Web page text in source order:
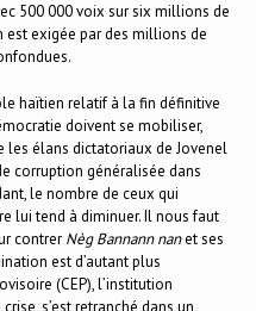
500 000 voix sur six millions de
exigée par des millions de
haïtien relatif à la fin définitive
doivent se mobiliser,
les élans dictatoriaux de Jovenel
corruption généralisée dans
le nombre de ceux qui
lui tend à diminuer. Il nous faut
contrer Nèg Bannann nanet ses
est d’autant plus
(CEP), l’institution
s’est retranché dans un